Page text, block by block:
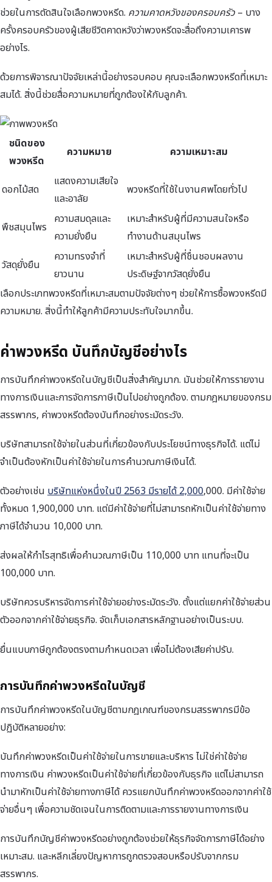
ช่วยในการตัดสินใจเลือกพวงหรีด. ความคาดหวังของครอบครัว– บาง
ครั้งครอบครัวของผู้เสียชีวิตคาดหวังว่าพวงหรีดจะสื่อถึงความเคารพ
อย่างไร.
ด้วยการพิจารณาปัจจัยเหล่านี้อย่างรอบคอบ คุณจะเลือกพวงหรีดที่เหมาะ
สมได้. สิ่งนี้ช่วยสื่อความหมายที่ถูกต้องให้กับลูกค้า.
ชนิดของ
พวงหรีด
ความหมาย ความเหมาะสม
ดอกไม้สด
แสดงความเสียใจ
และอาลัย
พวงหรีดที่ใช้ในงานศพโดยทั่วไป
พืชสมุนไพร
ความสมดุลและ
ความยั่งยืน
เหมาะสำหรับผู้ที่มีความสนใจหรือ
ทำงานด้านสมุนไพร
วัสดุยั่งยืน
ความทรงจำที่
ยาวนาน
เหมาะสำหรับผู้ที่ชื่นชอบผลงาน
ประดิษฐ์จากวัสดุยั่งยืน
เลือกประเภทพวงหรีดที่เหมาะสมตามปัจจัยต่างๆ ช่วยให้การซื้อพวงหรีดมี
ความหมาย. สิ่งนี้ทำให้ลูกค้ามีความประทับใจมากขึ้น.
ค่าพวงหรีด บันทึกบัญชีอย่างไร
การบันทึกค่าพวงหรีดในบัญชีเป็นสิ่งสำคัญมาก. มันช่วยให้การรายงาน
ทางการเงินและการจัดการภาษีเป็นไปอย่างถูกต้อง. ตามกฎหมายของกรม
สรรพากร, ค่าพวงหรีดต้องบันทึกอย่างระมัดระวัง.
บริษัทสามารถใช้จ่ายในส่วนที่เกี่ยวข้องกับประโยชน์ทางธุรกิจได้. แต่ไม่
จำเป็นต้องหักเป็นค่าใช้จ่ายในการคำนวณภาษีเงินได้.
ตัวอย่างเช่น บริษัทแห่งหนึ่งในปี 2563 มีรายได้ 2,000,000. มีค่าใช้จ่าย
ทั้งหมด 1,900,000 บาท. แต่มีค่าใช้จ่ายที่ไม่สามารถหักเป็นค่าใช้จ่ายทาง
ภาษีได้จำนวน 10,000 บาท.
ส่งผลให้กำไรสุทธิเพื่อคำนวณภาษีเป็น 110,000 บาท แทนที่จะเป็น
100,000 บาท.
บริษัทควรบริหารจัดการค่าใช้จ่ายอย่างระมัดระวัง. ตั้งแต่แยกค่าใช้จ่ายส่วน
ตัวออกจากค่าใช้จ่ายธุรกิจ. จัดเก็บเอกสารหลักฐานอย่างเป็นระบบ.
ยื่นแบบภาษีถูกต้องตรงตามกำหนดเวลา เพื่อไม่ต้องเสียค่าปรับ.
การบันทึกค่าพวงหรีดในบัญชี
การบันทึกค่าพวงหรีดในบัญชีตามกฎเกณฑ์ของกรมสรรพากรมีข้อ
ปฏิบัติหลายอย่าง:
บันทึกค่าพวงหรีดเป็นค่าใช้จ่ายในการขายและบริหาร ไม่ใช่ค่าใช้จ่าย
ทางการเงิน ค่าพวงหรีดเป็นค่าใช้จ่ายที่เกี่ยวข้องกับธุรกิจ แต่ไม่สามารถ
นำมาหักเป็นค่าใช้จ่ายทางภาษีได้ ควรแยกบันทึกค่าพวงหรีดออกจากค่าใช้
จ่ายอื่นๆ เพื่อความชัดเจนในการติดตามและการรายงานทางการเงิน
การบันทึกบัญชีค่าพวงหรีดอย่างถูกต้องช่วยให้ธุรกิจจัดการภาษีได้อย่าง
เหมาะสม. และหลีกเลี่ยงปัญหาการถูกตรวจสอบหรือปรับจากกรม
สรรพากร.